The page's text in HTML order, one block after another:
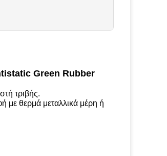
Green Rubber
τριβής.
με θερμά μεταλλικά μέρη ή